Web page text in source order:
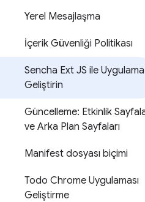
Yerel Mesajlaşma
İçerik Güvenliği Politikası
Sencha Ext JS ile Uygulama
Geliştirin
Güncelleme: Etkinlik
ve Arka Plan Sayfaları
Manifest dosyası biçimi
Todo Chrome Uygulaması
Geliştirme